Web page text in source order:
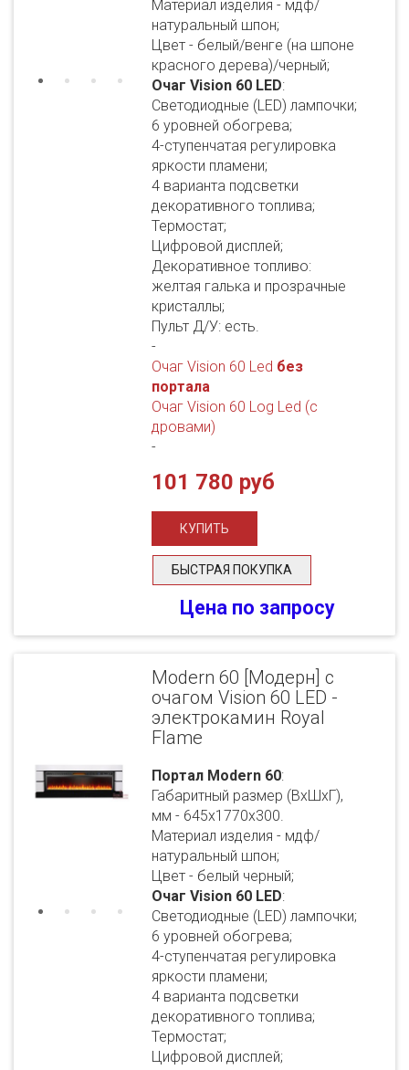
Материал изделия - мдф/
натуральный шпон;
Цвет - белый/венге (на шпоне
красного дерева)/черный;
Очаг Vision 60 LED:
Светодиодные (LED) лампочки;
6 уровней обогрева;
4-ступенчатая регулировка
яркости пламени;
4 варианта подсветки
декоративного топлива;
Термостат;
Цифровой дисплей;
Декоративное топливо:
желтая галька и прозрачные
кристаллы;
Пульт Д/У: есть.
-
Очаг Vision 60 Led без
портала
Очаг Vision 60 Log Led (с
дровами)
-
101 780 руб
БЫСТРАЯ ПОКУПКА
Цена по запросу
Modern 60 [Модерн] с
очагом Vision 60 LED -
электрокамин Royal
Flame
Портал Modern 60:
Габаритный размер (ВхШхГ),
мм - 645х1770х300.
Материал изделия - мдф/
натуральный шпон;
Цвет - белый черный;
Очаг Vision 60 LED:
Светодиодные (LED) лампочки;
6 уровней обогрева;
4-ступенчатая регулировка
яркости пламени;
4 варианта подсветки
декоративного топлива;
Термостат;
Цифровой дисплей;